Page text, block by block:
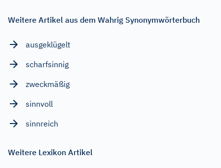
Weitere Artikel aus dem Wahrig Synonymwörterbuch
ausgeklügelt
scharfsinnig
zweckmäßig
sinnvoll
sinnreich
Weitere Lexikon Artikel